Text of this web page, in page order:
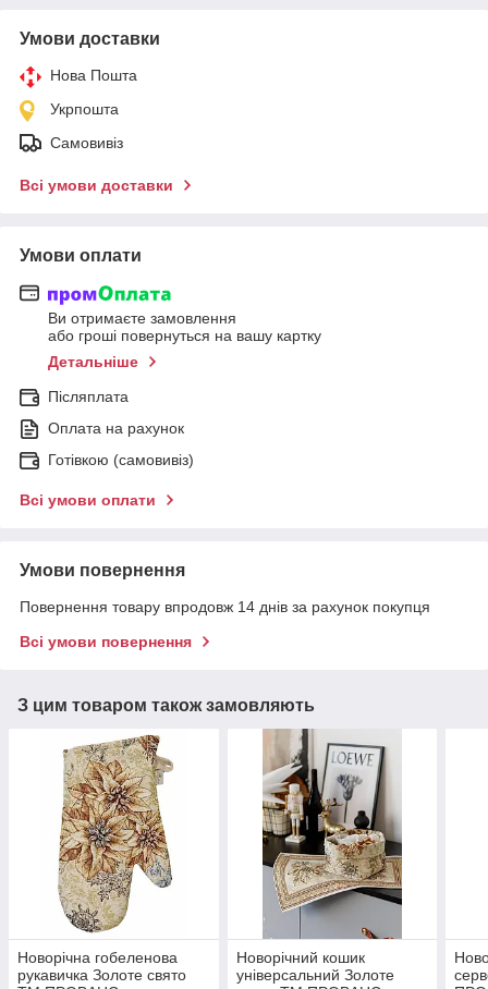
Умови доставки
Нова Пошта
Укрпошта
Самовивіз
Всі умови доставки
Умови оплати
Ви отримаєте замовлення
або гроші повернуться на вашу картку
Детальніше
Післяплата
Оплата на рахунок
Готівкою (самовивіз)
Всі умови оплати
Умови повернення
Повернення товару впродовж 14 днів за рахунок покупця
Всі умови повернення
З цим товаром також замовляють
Новорічна гобеленова
рукавичка Золоте свято
Новорічний кошик
універсальний Золоте